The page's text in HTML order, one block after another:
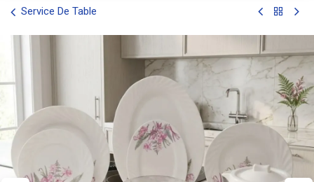
Service De Table